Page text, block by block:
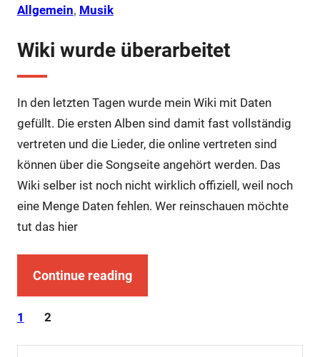
Allgemein, Musik
Wiki wurde überarbeitet
In den letzten Tagen wurde mein Wiki mit Daten
gefüllt. Die ersten Alben sind damit fast vollständig
vertreten und die Lieder, die online vertreten sind
können über die Songseite angehört werden. Das
Wiki selber ist noch nicht wirklich offiziell, weil noch
eine Menge Daten fehlen. Wer reinschauen möchte
tut das hier
Continue reading
1 2